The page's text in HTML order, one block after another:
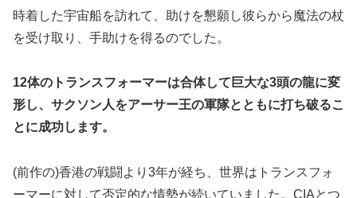
時着した宇宙船を訪れて、助けを懇願し彼らから魔法の杖
を受け取り、手助けを得るのでした。
12体のトランスフォーマーは合体して巨大な3頭の龍に変
形し、サクソン人をアーサー王の軍隊とともに打ち破るこ
とに成功します。
(前作の)香港の戦闘より3年が経ち、世界はトランスフォ
ーマーに対して否定的な情勢が続いていました。CIAとつ